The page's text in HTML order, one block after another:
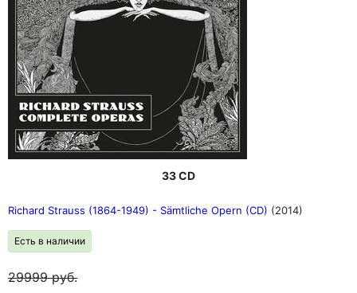
33 CD
Richard Strauss (1864-1949) - Sämtliche Opern (CD) (2014)
Есть в наличии
29999руб.